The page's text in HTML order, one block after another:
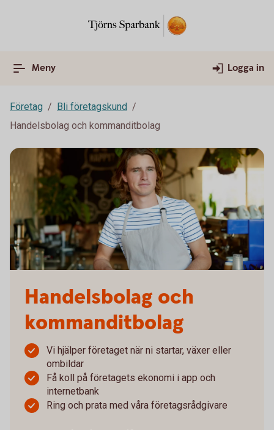
Meny Logga in
Företag
Bli företagskund
Handelsbolag och kommanditbolag
Handelsbolag och
kommanditbolag
Vi hjälper företaget när ni startar, växer eller
ombildar
Få koll på företagets ekonomi i app och
internetbank
Ring och prata med våra företagsrådgivare